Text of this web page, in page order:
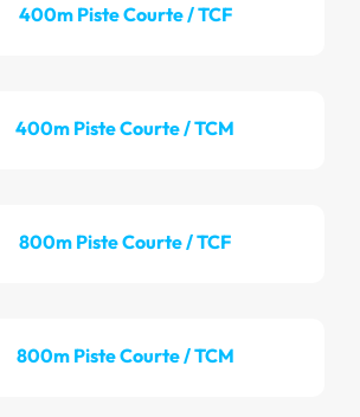
400m Piste Courte / TCF
400m Piste Courte / TCM
800m Piste Courte / TCF
800m Piste Courte / TCM